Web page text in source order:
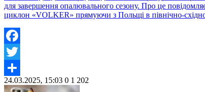
для завершення опалювального сезону. Про це
циклон «VOLKER» прямуючи з Польщі в північно-
Facebook
Twitter
Share
24.03.2025, 15:03 0 1 202